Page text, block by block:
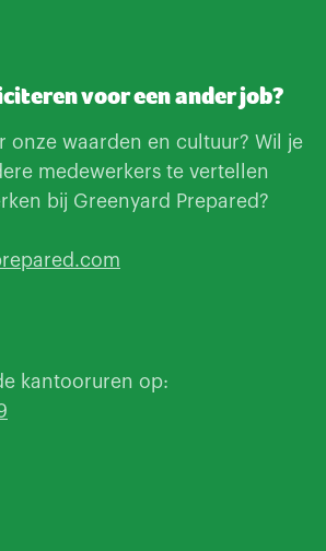
voor een ander job?
onze waarden en cultuur? Wil je
medewerkers te vertellen
bij Greenyard Prepared?
kantooruren op: